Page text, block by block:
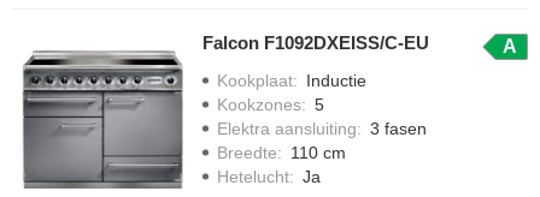
Falcon F1092DXEISS/C-EU A
Kookplaat: Inductie
Kookzones: 5
Elektra aansluiting: 3 fasen
Breedte: 110 cm
Hetelucht: Ja